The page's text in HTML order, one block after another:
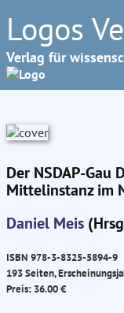
Logos
Verlag für
Der NSDAP-Gau
Mittelinstanz im
Daniel Meis
ISBN 978-3-8325-5894-9
193 Seiten,
Preis: 36.00 €